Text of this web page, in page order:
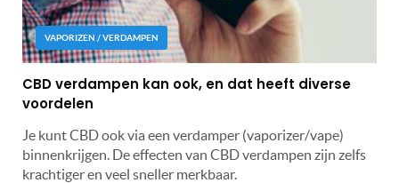
VAPORIZEN / VERDAMPEN
CBD verdampen kan ook, en dat heeft diverse
voordelen
Je kunt CBD ook via een verdamper (vaporizer/vape)
binnenkrijgen. De effecten van CBD verdampen zijn zelfs
krachtiger en veel sneller merkbaar.